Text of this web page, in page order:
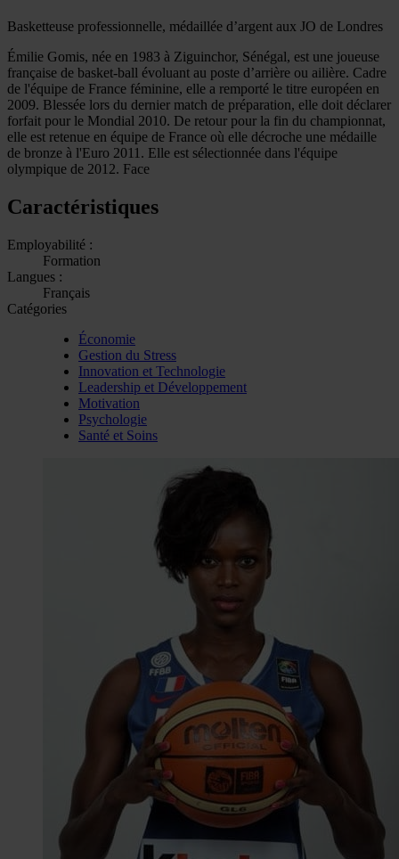
Basketteuse professionnelle, médaillée d’argent aux JO de Londres
Émilie Gomis, née en 1983 à Ziguinchor, Sénégal, est une joueuse
française de basket-ball évoluant au poste d’arrière ou ailière. Cadre
de l'équipe de France féminine, elle a remporté le titre européen en
2009. Blessée lors du dernier match de préparation, elle doit déclarer
forfait pour le Mondial 2010. De retour pour la fin du championnat,
elle est retenue en équipe de France où elle décroche une médaille
de bronze à l'Euro 2011. Elle est sélectionnée dans l'équipe
olympique de 2012. Face
Caractéristiques
Employabilité :
Formation
Langues :
Français
Catégories
Économie
Gestion du Stress
Innovation et Technologie
Leadership et Développement
Motivation
Psychologie
Santé et Soins